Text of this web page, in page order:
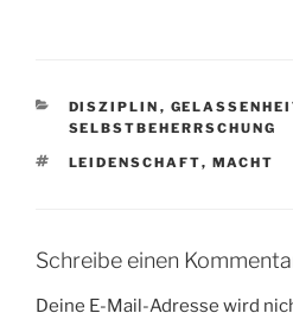
KATEGORIEN
DISZIPLIN ,
SELBSTBEHERRSCHUNG
SCHLAGWÖRTER
LEIDENSCHAFT, MACHT
Schreibe einen
Deine E-Mail-Adresse wird